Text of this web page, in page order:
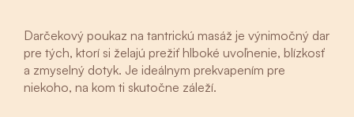
Darčekový poukaz na tantrickú masáž je výnimočný dar
pre tých, ktorí si želajú prežiť hlboké uvoľnenie, blízkosť
a zmyselný dotyk. Je ideálnym prekvapením pre
niekoho, na kom ti skutočne záleží.